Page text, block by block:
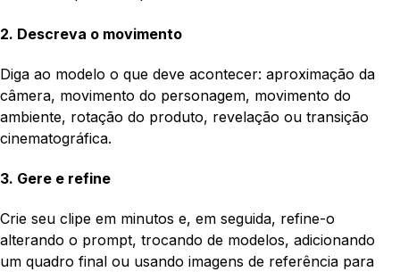
2. Descreva o movimento
Diga ao modelo o que deve acontecer: aproximação da
câmera, movimento do personagem, movimento do
ambiente, rotação do produto, revelação ou transição
cinematográfica.
3. Gere e refine
Crie seu clipe em minutos e, em seguida, refine-o
alterando o prompt, trocando de modelos, adicionando
um quadro final ou usando imagens de referência para